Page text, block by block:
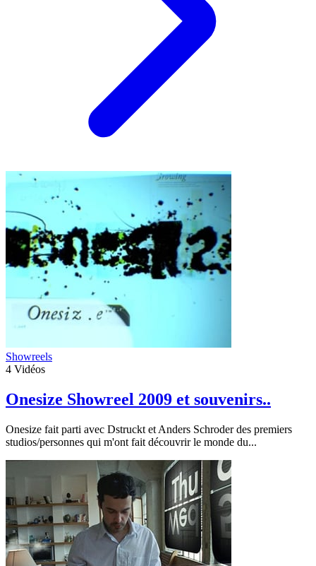
Showreels
4 Vidéos
Onesize Showreel 2009 et souvenirs..
Onesize fait parti avec Dstruckt et Anders Schroder des premiers
studios/personnes qui m'ont fait découvrir le monde du...